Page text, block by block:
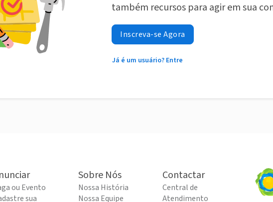
também recursos para agir em sua
Inscreva-se Agora
Já é um usuário? Entre
ou Evento
sua
Sobre Nós
Nossa História
Nossa Equipe
Contactar
Central de
Atendimento